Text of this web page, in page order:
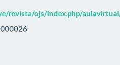
revista/ojs/index.php/